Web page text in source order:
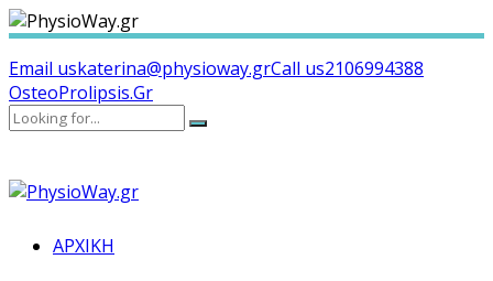
Email uskaterina@physioway.grCall us2106994388
OsteoProlipsis.Gr
ΑΡΧΙΚΗ